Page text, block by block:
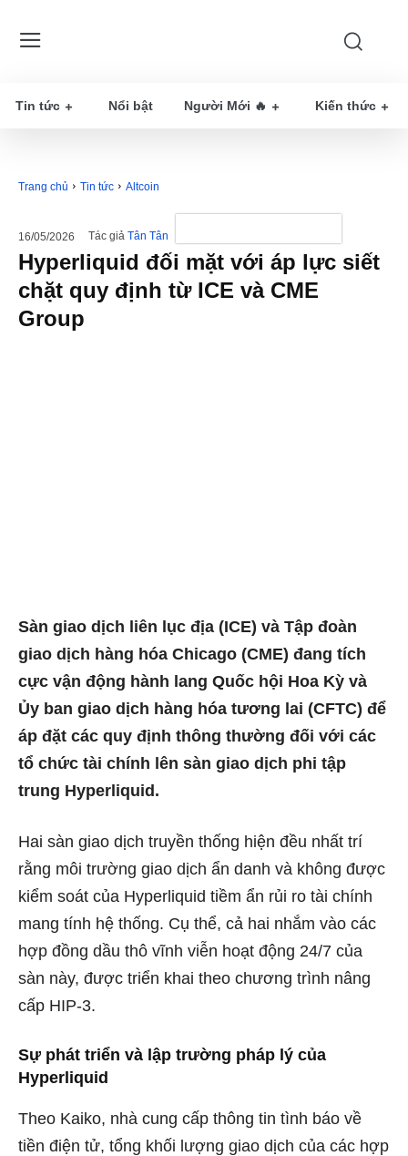
Tin tức Nổi bật Người Mới 🔥 Kiến thức
Trang chủ Tin tức Altcoin
16/05/2026 Tác giả Tân Tân
Hyperliquid đối mặt với áp lực siết
chặt quy định từ ICE và CME
Group
Sàn giao dịch liên lục địa (ICE) và Tập đoàn
giao dịch hàng hóa Chicago (CME) đang tích
cực vận động hành lang Quốc hội Hoa Kỳ và
Ủy ban giao dịch hàng hóa tương lai (CFTC) để
áp đặt các quy định thông thường đối với các
tổ chức tài chính lên sàn giao dịch phi tập
trung Hyperliquid.
Hai sàn giao dịch truyền thống hiện đều nhất trí
rằng môi trường giao dịch ẩn danh và không được
kiểm soát của Hyperliquid tiềm ẩn rủi ro tài chính
mang tính hệ thống. Cụ thể, cả hai nhắm vào các
hợp đồng dầu thô vĩnh viễn hoạt động 24/7 của
sàn này, được triển khai theo chương trình nâng
cấp HIP-3.
Sự phát triển và lập trường pháp lý của
Hyperliquid
Theo Kaiko, nhà cung cấp thông tin tình báo về
tiền điện tử, tổng khối lượng giao dịch của các hợp